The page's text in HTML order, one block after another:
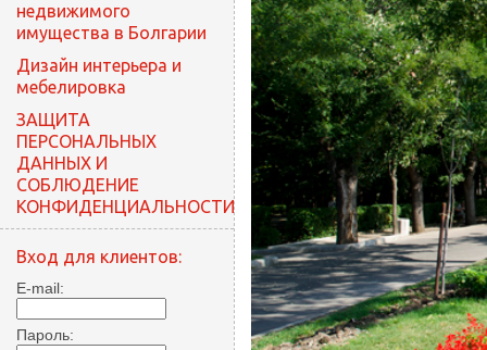
недвижимого
имущества в Болгарии
Дизайн интерьера и
мебелировка
ЗАЩИТА
ПЕРСОНАЛЬНЫХ
ДАННЫХ И
СОБЛЮДЕНИЕ
КОНФИДЕНЦИАЛЬНОСТИ
Вход для клиентов:
E-mail:
Пароль: